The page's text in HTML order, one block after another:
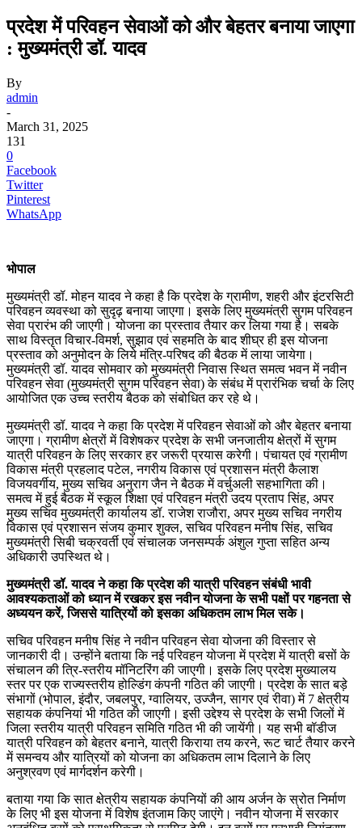
प्रदेश में परिवहन सेवाओं को और बेहतर बनाया जाएगा
: मुख्यमंत्री डॉ. यादव
By
admin
-
March 31, 2025
131
0
Facebook
Twitter
Pinterest
WhatsApp
भोपाल
मुख्यमंत्री डॉ. मोहन यादव ने कहा है कि प्रदेश के ग्रामीण, शहरी और इंटरसिटी
परिवहन व्यवस्था को सुदृढ़ बनाया जाएगा। इसके लिए मुख्यमंत्री सुगम परिवहन
सेवा प्रारंभ की जाएगी। योजना का प्रस्ताव तैयार कर लिया गया है। सबके
साथ विस्तृत विचार-विमर्श, सुझाव एवं सहमति के बाद शीघ्र ही इस योजना
प्रस्ताव को अनुमोदन के लिये मंत्रि-परिषद की बैठक में लाया जायेगा।
मुख्यमंत्री डॉ. यादव सोमवार को मुख्यमंत्री निवास स्थित समत्व भवन में नवीन
परिवहन सेवा (मुख्यमंत्री सुगम परिवहन सेवा) के संबंध में प्रारंभिक चर्चा के लिए
आयोजित एक उच्च स्तरीय बैठक को संबोधित कर रहे थे।
मुख्यमंत्री डॉ. यादव ने कहा कि प्रदेश में परिवहन सेवाओं को और बेहतर बनाया
जाएगा। ग्रामीण क्षेत्रों में विशेषकर प्रदेश के सभी जनजातीय क्षेत्रों में सुगम
यात्री परिवहन के लिए सरकार हर जरूरी प्रयास करेगी। पंचायत एवं ग्रामीण
विकास मंत्री प्रहलाद पटेल, नगरीय विकास एवं प्रशासन मंत्री कैलाश
विजयवर्गीय, मुख्य सचिव अनुराग जैन ने बैठक में वर्चुअली सहभागिता की।
समत्व में हुई बैठक में स्कूल शिक्षा एवं परिवहन मंत्री उदय प्रताप सिंह, अपर
मुख्य सचिव मुख्यमंत्री कार्यालय डॉ. राजेश राजौरा, अपर मुख्य सचिव नगरीय
विकास एवं प्रशासन संजय कुमार शुक्ल, सचिव परिवहन मनीष सिंह, सचिव
मुख्यमंत्री सिबी चक्रवर्ती एवं संचालक जनसम्पर्क अंशुल गुप्ता सहित अन्य
अधिकारी उपस्थित थे।
मुख्यमंत्री डॉ. यादव ने कहा कि प्रदेश की यात्री परिवहन संबंधी भावी
आवश्यकताओं को ध्यान में रखकर इस नवीन योजना के सभी पक्षों पर गहनता से
अध्ययन करें, जिससे यात्रियों को इसका अधिकतम लाभ मिल सके।
सचिव परिवहन मनीष सिंह ने नवीन परिवहन सेवा योजना की विस्तार से
जानकारी दी। उन्होंने बताया कि नई परिवहन योजना में प्रदेश में यात्री बसों के
संचालन की त्रि-स्तरीय मॉनिटरिंग की जाएगी। इसके लिए प्रदेश मुख्यालय
स्तर पर एक राज्यस्तरीय होल्डिंग कंपनी गठित की जाएगी। प्रदेश के सात बड़े
संभागों (भोपाल, इंदौर, जबलपुर, ग्वालियर, उज्जैन, सागर एवं रीवा) में 7 क्षेत्रीय
सहायक कंपनियां भी गठित की जाएगी। इसी उद्देश्य से प्रदेश के सभी जिलों में
जिला स्तरीय यात्री परिवहन समिति गठित भी की जायेंगी। यह सभी बॉडीज
यात्री परिवहन को बेहतर बनाने, यात्री किराया तय करने, रूट चार्ट तैयार करने
में समन्वय और यात्रियों को योजना का अधिकतम लाभ दिलाने के लिए
अनुश्रवण एवं मार्गदर्शन करेगी।
बताया गया कि सात क्षेत्रीय सहायक कंपनियों की आय अर्जन के स्रोत निर्माण
के लिए भी इस योजना में विशेष इंतजाम किए जाएंगे। नवीन योजना में सरकार